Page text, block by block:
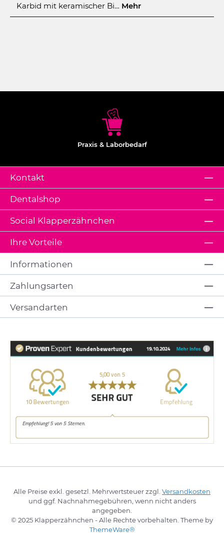
Karbid mit keramischer Bi… Mehr
Praxis & Laborbedarf
Kontakt
Dentalshop
Ihre Vorteile
Social Klapperzähnchen
Informationen
Zahlungsarten
Versandarten
Alle Preise exkl. gesetzl. Mehrwertsteuer zzgl. Versandkosten
und ggf. Nachnahmegebühren, wenn nicht anders
angegeben.
© 2025 Klapperzähnchen - Alle Rechte vorbehalten. Theme by
ThemeWare®